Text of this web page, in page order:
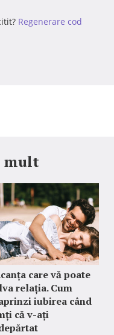
Regenerare cod
mult
care vă poate
relația. Cum
iubirea când
că v-ați